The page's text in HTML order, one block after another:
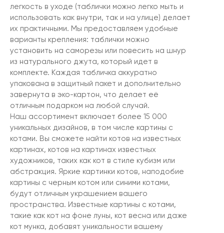
легкость в уходе (таблички можно легко мыть и
использовать как внутри, так и на улице) делает
их практичными. Мы предоставляем удобные
варианты крепления: таблички можно
установить на саморезы или повесить на шнур
из натурального джута, который идет в
комплекте. Каждая табличка аккуратно
упакована в защитный пакет и дополнительно
завернута в эко-картон, что делает её
отличным подарком на любой случай.
Наш ассортимент включает более 15 000
уникальных дизайнов, в том числе картины с
котами. Вы сможете найти котов на известных
картинах, котов на картинах известных
художников, таких как кот в стиле кубизм или
абстракция. Яркие картинки котов, наподобие
картины с черным котом или синими котами,
будут отличным украшением вашего
пространства. Известные картины с котами,
такие как кот на фоне луны, кот весна или даже
кот мунка, добавят уникальности вашему